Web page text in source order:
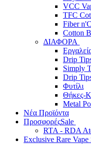
VCC
TFC
Fiber
Cotton
ΔΙΑΦΟΡΑ
Drip
Simply
Drip
Φυτίλι
Θήκες-
Metal
Νέα Προϊόντα
ΠροσφορέςSale
RTA - RDA
Exclusive Rare Vape